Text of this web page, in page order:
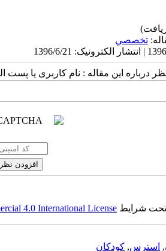
تخصصي
درباره این مقاله : نام کاربری یا پست
تحت شرایط 4.0 International License
, استرس, کودکان